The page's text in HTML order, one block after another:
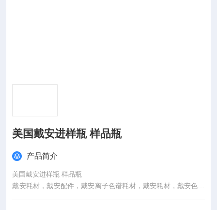
美国戴安进样瓶 样品瓶
产品简介
美国戴安进样瓶 样品瓶
戴安耗材，戴安配件，戴安离子色谱耗材，戴安耗材，戴安色谱
柱，戴安阳离子抑制器，戴安阴离子抑制器,038141美国Dionex